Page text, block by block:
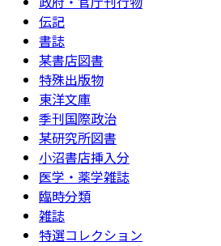
伝記
書誌
某書店図書
特殊出版物
東洋文庫
季刊国際政治
某研究所図書
小沼書店挿入分
医学・薬学雑誌
臨時分類
雑誌
特選コレクション